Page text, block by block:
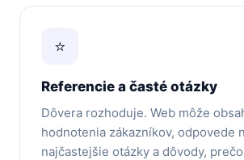
⭐
Referencie a časté otázky
Dôvera rozhoduje. Web môže
hodnotenia zákazníkov, odpovede
najčastejšie otázky a dôvody,